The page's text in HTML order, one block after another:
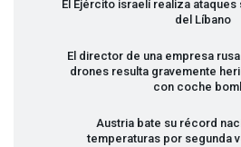
El Ejército israelí realiza
del Líbano
El director de una empresa
drones resulta gravemente
con coche
Austria bate su récord
temperaturas por segunda